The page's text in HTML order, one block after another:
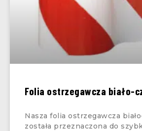
Folia ostrzegawcza biało-
Nasza folia ostrzegawcza
została przeznaczona do